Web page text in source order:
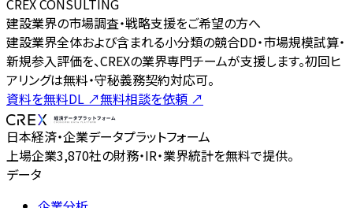
CREX CONSULTING
建設業界の市場調査・戦略支援をご希望の方へ
建設業界全体および含まれる小分類の競合DD・市場規模試算・
新規参入評価を、CREXの業界専門チームが支援します。初回ヒ
アリングは無料・守秘義務契約対応可。
資料を無料DL ↗無料相談を依頼 ↗
日本経済・企業データプラットフォーム
上場企業3,870社の財務・IR・業界統計を無料で提供。
データ